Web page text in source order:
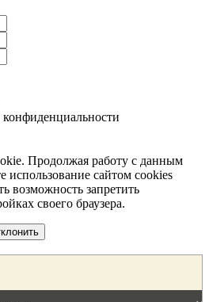
Продолжая работу с данным
использование сайтом cookies
возможность запретить
своего браузера.